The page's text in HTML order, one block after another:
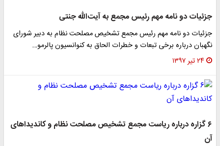
جزئیات دو نامه مهم رئیس مجمع به آیت‌الله جنتی
جزئیات دو نامه مهم رئیس مجمع تشخیص مصلحت نظام به دبیر شورای
نگهبان درباره برخی تبعات و خطرات الحاق به کنوانسیون پالرمو…
۲۴ تیر ۱۳۹۷
۶ گزاره درباره ریاست مجمع تشخیص مصلحت نظام و کاندیداهای
آن